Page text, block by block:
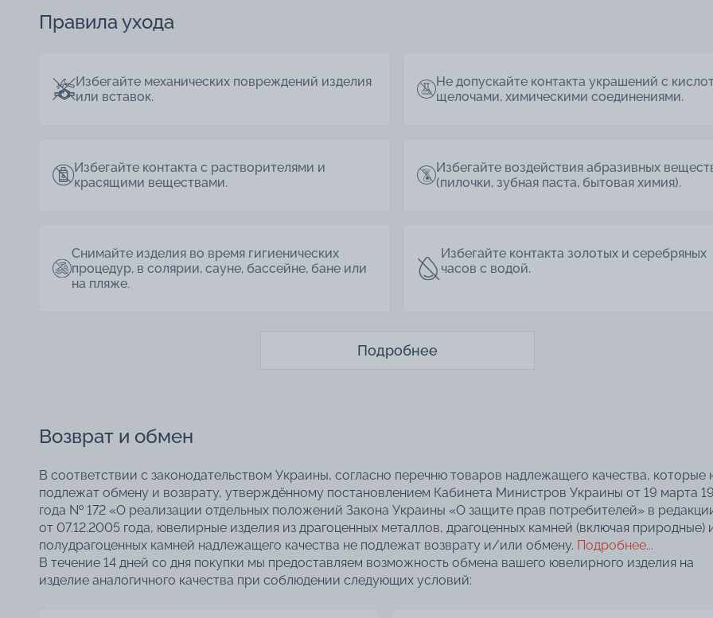
Правила ухода
Избегайте механических повреждений изделия
или вставок.
Не допускайте контакта украшений с
щелочами, химическими соединениями.
Избегайте контакта с растворителями и
красящими веществами.
Избегайте воздействия абразивных
(пилочки, зубная паста, бытовая химия).
Снимайте изделия во время гигиенических
процедур, в солярии, сауне, бассейне, бане или
на пляже.
Избегайте контакта золотых и серебряных
часов с водой.
Подробнее
Возврат и обмен
В соответствии с законодательством Украины, согласно перечню товаров надлежащего качества, которые
подлежат обмену и возврату, утверждённому постановлением Кабинета Министров Украины от 19 марта
года № 172 «О реализации отдельных положений Закона Украины «О защите прав потребителей» в
от 07.12.2005 года, ювелирные изделия из драгоценных металлов, драгоценных камней (включая природные)
полудрагоценных камней надлежащего качества не подлежат возврату и/или обмену. Подробнее...
В течение 14 дней со дня покупки мы предоставляем возможность обмена вашего ювелирного изделия на
изделие аналогичного качества при соблюдении следующих условий: